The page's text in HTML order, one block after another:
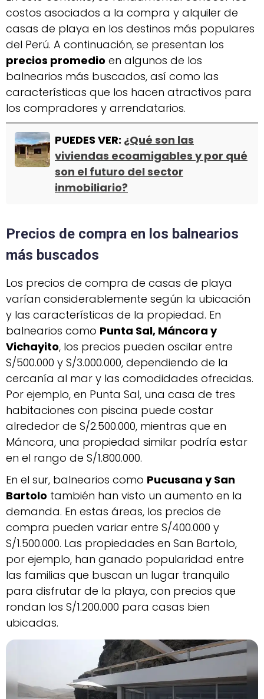
costos asociados a la compra y alquiler de
casas de playa en los destinos más populares
del Perú. A continuación, se presentan los
precios promedio en algunos de los
balnearios más buscados, así como las
características que los hacen atractivos para
los compradores y arrendatarios.
PUEDES VER: ¿Qué son las
viviendas ecoamigables y por qué
son el futuro del sector
inmobiliario?
Precios de compra en los balnearios
más buscados
Los precios de compra de casas de playa
varían considerablemente según la ubicación
y las características de la propiedad. En
balnearios como Punta Sal, Máncora y
Vichayito, los precios pueden oscilar entre
S/500.000 y S/3.000.000, dependiendo de la
cercanía al mar y las comodidades ofrecidas.
Por ejemplo, en Punta Sal, una casa de tres
habitaciones con piscina puede costar
alrededor de S/2.500.000, mientras que en
Máncora, una propiedad similar podría estar
en el rango de S/1.800.000.
En el sur, balnearios como Pucusana y San
Bartolo también han visto un aumento en la
demanda. En estas áreas, los precios de
compra pueden variar entre S/400.000 y
S/1.500.000. Las propiedades en San Bartolo,
por ejemplo, han ganado popularidad entre
las familias que buscan un lugar tranquilo
para disfrutar de la playa, con precios que
rondan los S/1.200.000 para casas bien
ubicadas.